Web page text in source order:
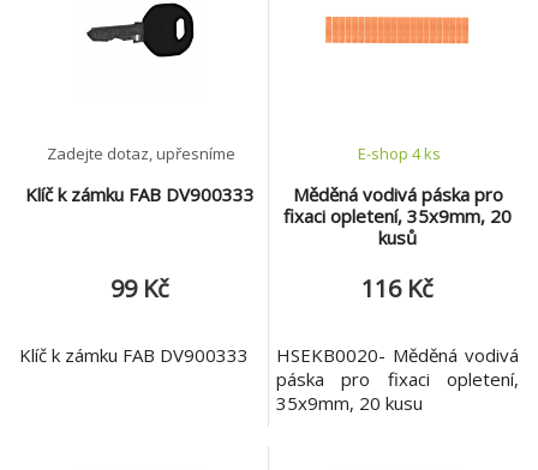
Instalační kanál; na omítku;
pod omítku; podlahové
krabice * Portů: 2 * Barva:
Klíč k zámku FAB DV900333
Zadejte dotaz, upřesníme
99 Kč
Klíč k zámku FAB DV900333
Měděná vodivá páska pro
fixaci opletení, 35x9mm, 20
kusů
E-shop 4 ks
116 Kč
HSEKB0020- Měděná vodivá
páska pro fixaci opletení,
35x9mm, 20 kusu